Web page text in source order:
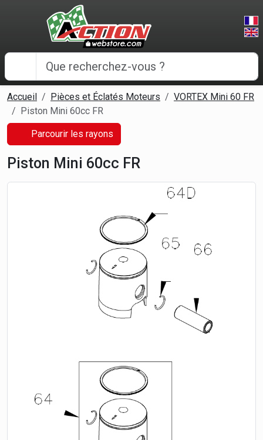
Panneau de gestion des cookies
Accueil Pièces et Éclatés Moteurs
VORTEX Mini 60 FR
Piston Mini 60cc FR
Parcourir les rayons
Piston Mini 60cc FR